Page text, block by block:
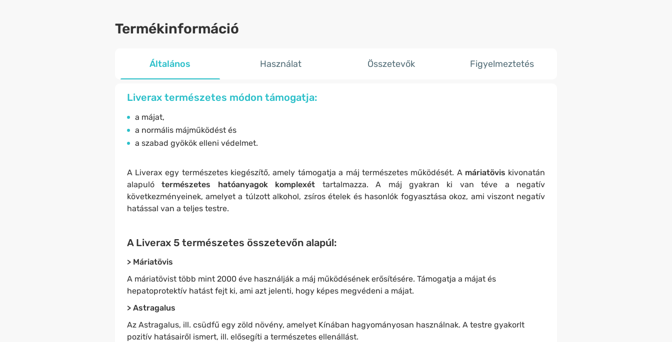
Termékinformáció
Általános Használat Összetevők Figyelmeztetés
Liverax természetes módon támogatja:
a májat,
a normális májműködést és
a szabad gyökök elleni védelmet.
A Liverax egy természetes kiegészítő, amely támogatja a máj természetes működését. A máriatövis kivonatán
alapulótermészetes hatóanyagok komplexét tartalmazza. A máj gyakran ki van téve a negatív
következményeinek, amelyet a túlzott alkohol, zsíros ételek és hasonlók fogyasztása okoz, ami viszont negatív
hatással van a teljes testre.
A Liverax 5 természetes összetevőn alapúl:
> Máriatövis
A máriatövist több mint 2000 éve használják a máj működésének erősítésére. Támogatja a májat és
hepatoprotektív hatást fejt ki, ami azt jelenti, hogy képes megvédeni a májat.
> Astragalus
Az Astragalus, ill. csüdfű egy zöld növény, amelyet Kínában hagyományosan használnak. A testre gyakorlt
pozitív hatásairől ismert, ill. elősegíti a természetes ellenállást.